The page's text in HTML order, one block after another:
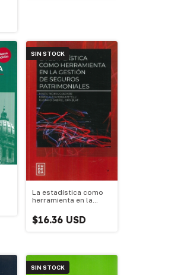
SIN STOCK
La estadística como
herramienta en la
patrimoniales
$16.36 USD
SIN STOCK